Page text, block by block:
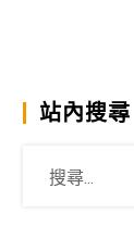
站內搜尋